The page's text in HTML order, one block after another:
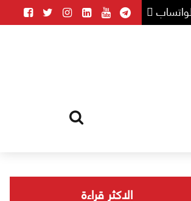
الاكثر قراءة